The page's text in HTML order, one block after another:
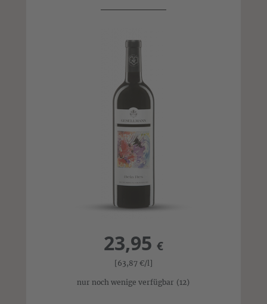
23,95 €
[63,87 €/l]
nur noch wenige verfügbar (12)